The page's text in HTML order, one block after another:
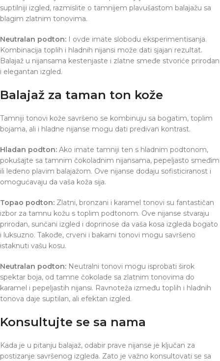
suptilniji izgled, razmislite o tamnijem plavušastom balajažu sa
blagim zlatnim tonovima.
Neutralan podton: I ovde imate slobodu eksperimentisanja.
Kombinacija toplih i hladnih nijansi može dati sjajan rezultat.
Balajaž u nijansama kestenjaste i zlatne smeđe stvoriće prirodan
i elegantan izgled.
Balajaž za taman ton kože
Tamniji tonovi kože savršeno se kombinuju sa bogatim, toplim
bojama, ali i hladne nijanse mogu dati predivan kontrast.
Hladan podton: Ako imate tamniji ten s hladnim podtonom,
pokušajte sa tamnim čokoladnim nijansama, pepeljasto smeđim
ili ledeno plavim balajažom. Ove nijanse dodaju sofisticiranost i
omogućavaju da vaša koža sija.
Topao podton: Zlatni, bronzani i karamel tonovi su fantastičan
izbor za tamnu kožu s toplim podtonom. Ove nijanse stvaraju
prirodan, sunčani izgled i doprinose da vaša kosa izgleda bogato
i luksuzno. Takođe, crveni i bakarni tonovi mogu savršeno
istaknuti vašu kosu.
Neutralan podton: Neutralni tonovi mogu isprobati širok
spektar boja, od tamne čokolade sa zlatnim tonovima do
karamel i pepeljastih nijansi. Ravnoteža između toplih i hladnih
tonova daje suptilan, ali efektan izgled.
Konsultujte se sa nama
Kada je u pitanju balajaž, odabir prave nijanse je ključan za
postizanje savršenog izgleda. Zato je važno konsultovati se sa